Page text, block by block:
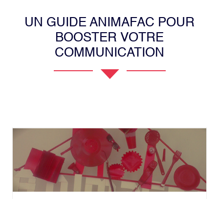
UN GUIDE ANIMAFAC POUR
BOOSTER VOTRE
COMMUNICATION